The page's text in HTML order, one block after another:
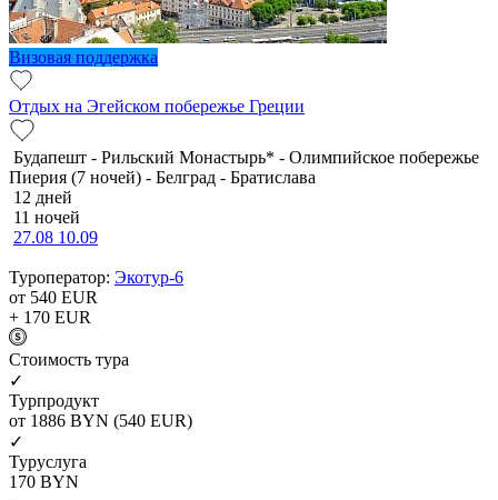
Визовая поддержка
Отдых на Эгейском побережье Греции
Будапешт - Рильский Монастырь* - Олимпийское побережье
Пиерия (7 ночей) - Белград - Братислава
12 дней
11 ночей
27.08 10.09
Туроператор: Экотур-6
от 540 EUR
+ 170 EUR
Cтоимость тура
✓
Турпродукт
от 1886 BYN (540 EUR)
✓
Туруслуга
170 BYN